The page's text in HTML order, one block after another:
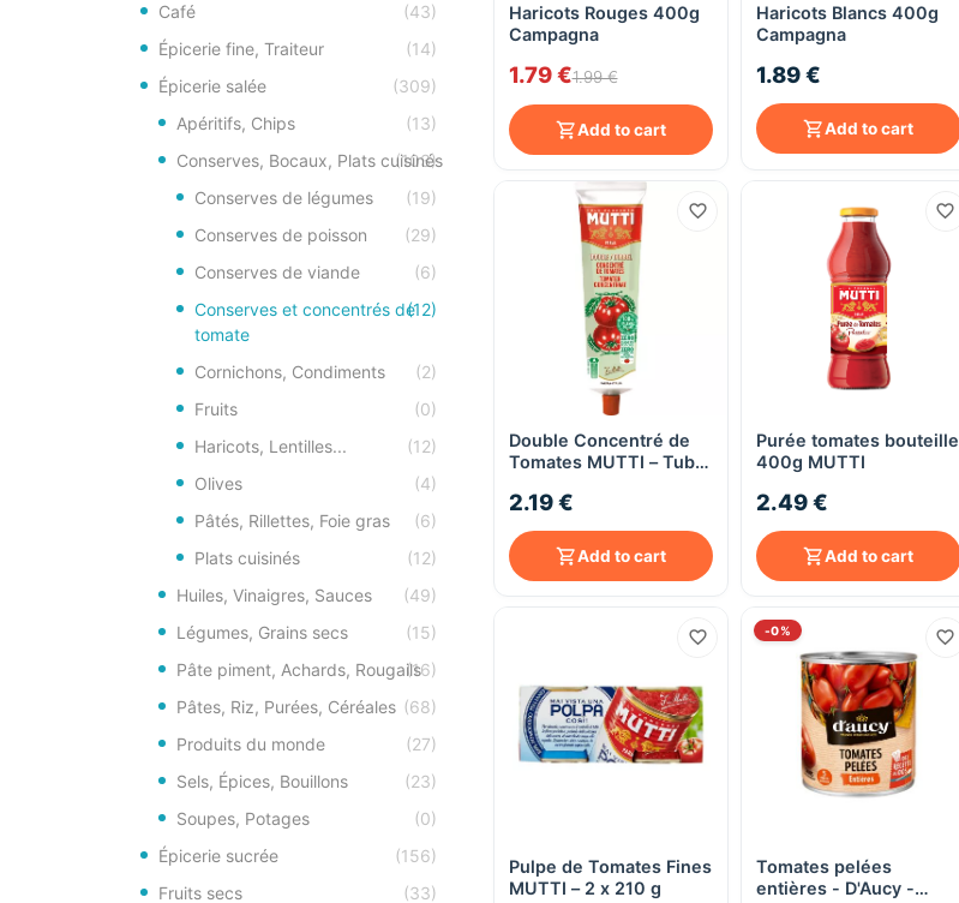
Café
(43)
Épicerie fine, Traiteur
(14)
Épicerie salée
(309)
Apéritifs, Chips
(13)
Conserves, Bocaux, Plats cuisinés
(103)
Conserves de légumes
(19)
Conserves de poisson
(29)
Conserves de viande
(6)
Conserves et concentrés de
tomate
(12)
Cornichons, Condiments
(2)
Fruits
(0)
Haricots, Lentilles...
(12)
Olives
(4)
Pâtés, Rillettes, Foie gras
(6)
Plats cuisinés
(12)
Huiles, Vinaigres, Sauces
(49)
Légumes, Grains secs
(15)
Pâte piment, Achards, Rougails(16)
Pâtes, Riz, Purées, Céréales (68)
Produits du monde
(27)
Sels, Épices, Bouillons
(23)
Soupes, Potages
(0)
Épicerie sucrée
(156)
Fruits secs
(33)
Quick View
Haricots Rouges 400g
Campagna
1.79 €1.99 €
Add to cart
Quick View
Haricots Blancs 400g
Campagna
1.89 €
Add to cart
Quick View
Double Concentré de
Tomates MUTTI – Tube
2.19 €
Add to cart
Quick View
Purée tomates bouteille
400g MUTTI
2.49 €
Add to cart
Quick View
Pulpe de Tomates Fines
MUTTI – 2 x 210 g
-0%
Quick View
Tomates pelées
entières - D'Aucy -